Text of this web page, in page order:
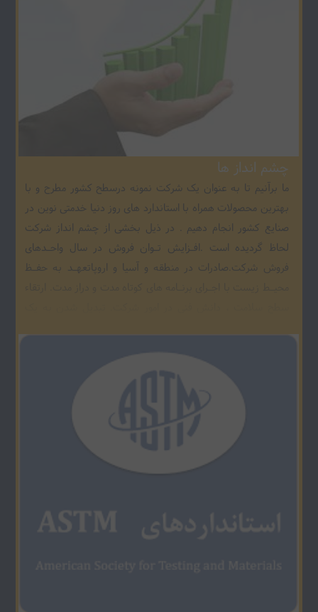
چشم انداز ها
ما برآنیم تا به عنوان یک شرکت نمونه درسطح کشور مطرح و با
بهترین محصولات همراه با استاندارد های روز دنیا خدمتی نوین در
صنایع کشور انجام دهیم . در ذیل بخشی از چشم انداز شرکت
لحاظ گردیده است .افـزایش تـوان فروش در سال واحـدهای
فروش شرکت.صادرات در منطقه و آسیا و اروپاتعهـد به حفـظ
انسانی.ظرفیت‌سازی و تربیت نیروی انسانی (و به‌هنگام‌سازی
دانش و ارتقای مهارت آنان)دستیابی به روشها و فناوری نوین
جهانی (انتقال فناوری و دانش فنی ) و همگام‌سازی با روند سریع
پیشرفت‌های جهانی توسعه حوزه بازار از طریق ایجاد مراکز خدماتی
وابسته و فرو ش منطقه ای .توسعه بازار فروش و بهبود مستمر
سطح ارتباطات کارکنان با مشتریان و ایجاد انگیزه برای ارتقاء حسن
جدید و مدرن .